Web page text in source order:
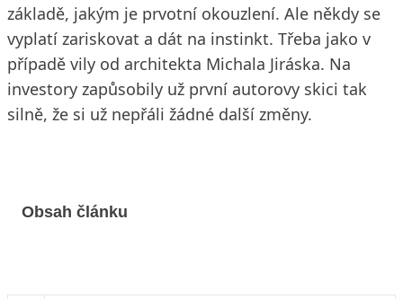
základě, jakým je prvotní okouzlení. Ale někdy se
vyplatí zariskovat a dát na instinkt. Třeba jako v
případě vily od architekta Michala Jiráska. Na
investory zapůsobily už první autorovy skici tak
silně, že si už nepřáli žádné další změny.
Obsah článku